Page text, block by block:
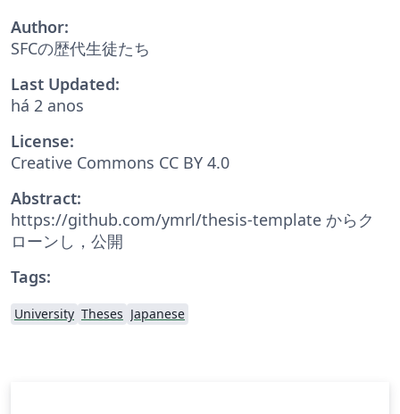
Author:
SFCの歴代生徒たち
Last Updated:
há 2 anos
License:
Creative Commons CC BY 4.0
Abstract:
https://github.com/ymrl/thesis-template からク
ローンし，公開
Tags:
University Theses Japanese